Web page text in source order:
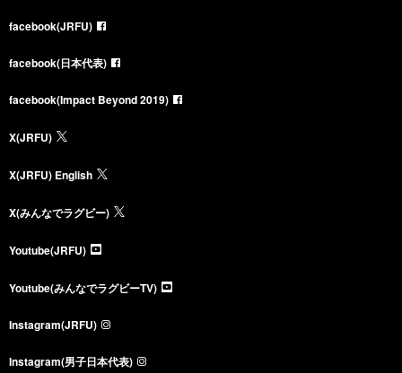
facebook(JRFU)
facebook(日本代表)
facebook(Impact Beyond 2019)
X(JRFU)
X(JRFU) English
X(みんなでラグビー)
Youtube(JRFU)
Youtube(みんなでラグビーTV)
Instagram(JRFU)
Instagram(男子日本代表)